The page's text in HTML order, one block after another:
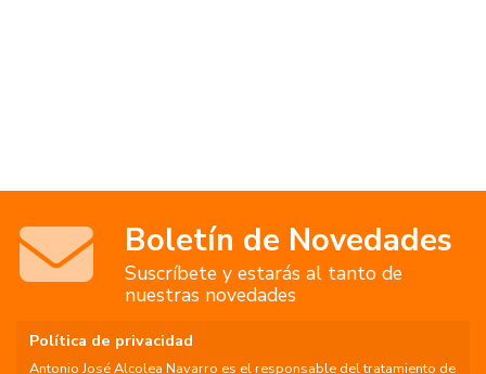
Boletín de Novedades
Suscríbete y estarás al tanto de
nuestras novedades
Política de privacidad
Antonio José Alcolea Navarro es el responsable del tratamiento de